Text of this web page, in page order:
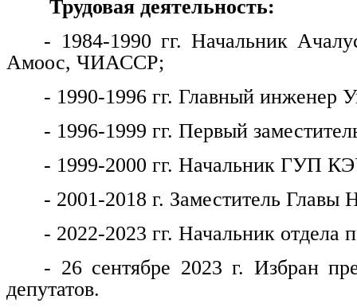
Трудовая деятельность:
- 1984-1990 гг. Начальник
Амоос, ЧИАССР;
- 1990-1996 гг. Главный
- 1996-1999 гг. Первый
- 1999-2000 гг. Начальник ГУП
- 2001-2018 г. Заместитель Главы
- 2022-2023 гг. Начальник
- 26 сентябре 2023 г. Избран
депутатов.